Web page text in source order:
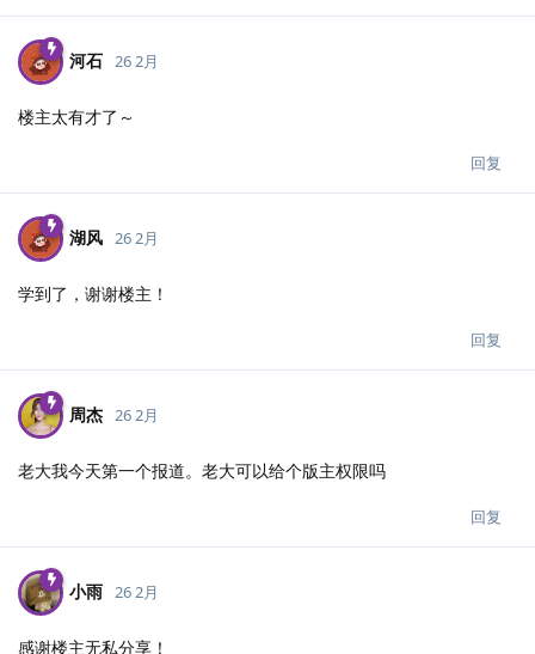
河石 26 2月
楼主太有才了～
回复
湖风 26 2月
学到了，谢谢楼主！
回复
周杰 26 2月
老大我今天第一个报道。老大可以给个版主权限吗
回复
小雨 26 2月
感谢楼主无私分享！